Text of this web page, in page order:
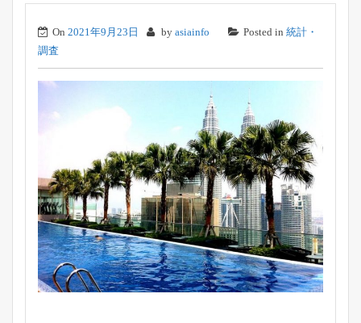
On 2021年9月23日 by asiainfo Posted in 統計・
調査